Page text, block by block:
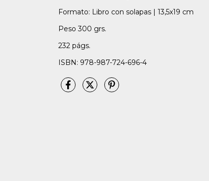
Formato: Libro con solapas | 13,5x19 cm
Peso 300 grs.
232 págs.
ISBN: 978-987-724-696-4